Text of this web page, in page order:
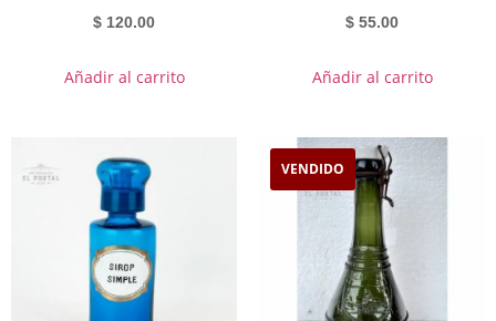
$ 120.00
Añadir al carrito
$ 55.00
Añadir al carrito
VENDIDO